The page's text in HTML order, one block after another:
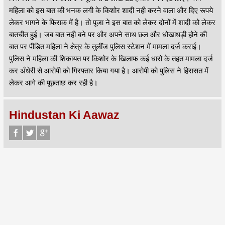
महिला को इस बात की भनक लगी के किशोर शादी नही करने वाला और दिए रूपये
लेकर भागने के फिराक में है। तो पूजा ने इस बात को लेकर दोनों में शादी को लेकर
बातचीत हुई। जब बात नही बने पर और अपने साथ छल और धोखाधड़ी होने की
बात पर पीड़ित महिला ने क्षेत्र के तुलींज पुलिस स्टेशन में मामला दर्ज कराई।
पुलिस ने महिला की शिकायत पर किशोर के खिलाफ कई धारो के तहत मामला दर्ज
कर अँधेरी से आरोपी को गिरफ्तार किया गया है। आरोपी को पुलिस ने हिरासत में
लेकर आगे की पूछताछ कर रही है।
Hindustan Ki Aawaz